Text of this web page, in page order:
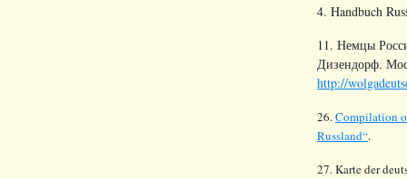
4. Handbuch
11. Немцы
Дизендорф.
http://
26.Compilation
Russland“.
27. Karte der